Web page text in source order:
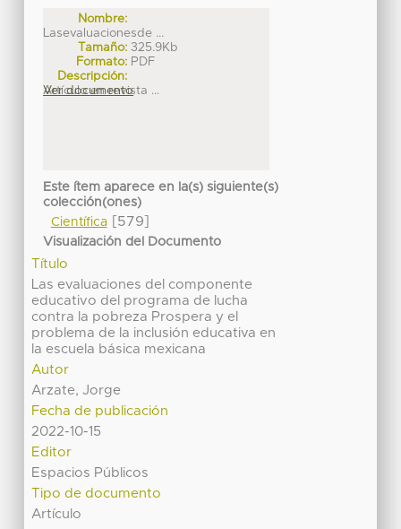
Nombre:
Lasevaluacionesde ...
Tamaño: 325.9Kb
Formato: PDF
Descripción:
Artículo en revista ...
Ver documento
Este ítem aparece en la(s) siguiente(s)
colección(ones)
Científica[579]
Visualización del Documento
Título
Las evaluaciones del componente
educativo del programa de lucha
contra la pobreza Prospera y el
problema de la inclusión educativa en
la escuela básica mexicana
Autor
Arzate, Jorge
Fecha de publicación
2022-10-15
Editor
Espacios Públicos
Tipo de documento
Artículo